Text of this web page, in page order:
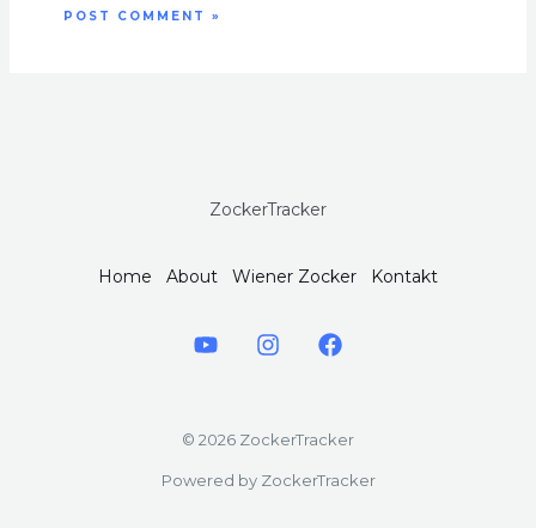
ZockerTracker
Home About Wiener Zocker Kontakt
© 2026 ZockerTracker
Powered by ZockerTracker